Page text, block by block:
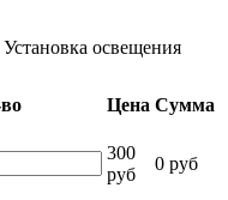
Установка освещения
Цена Сумма
300
руб
0 руб